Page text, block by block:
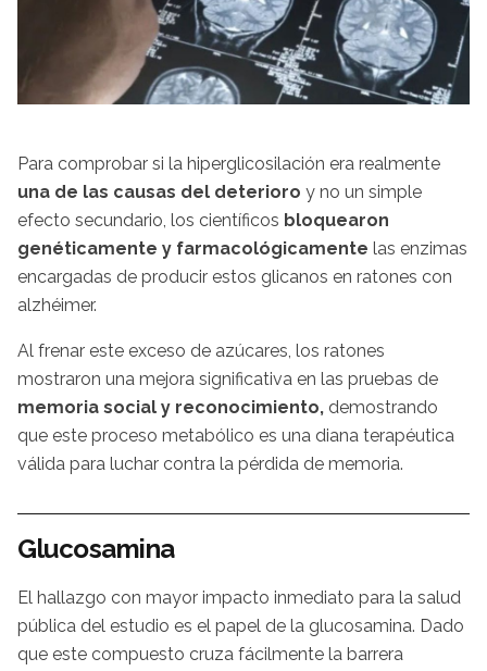
Para comprobar si la hiperglicosilación era realmente
una de las causas del deterioro y no un simple
efecto secundario, los científicos bloquearon
genéticamente y farmacológicamente las enzimas
encargadas de producir estos glicanos en ratones con
alzhéimer.
Al frenar este exceso de azúcares, los ratones
mostraron una mejora significativa en las pruebas de
memoria social y reconocimiento, demostrando
que este proceso metabólico es una diana terapéutica
válida para luchar contra la pérdida de memoria.
Glucosamina
El hallazgo con mayor impacto inmediato para la salud
pública del estudio es el papel de la glucosamina. Dado
que este compuesto cruza fácilmente la barrera